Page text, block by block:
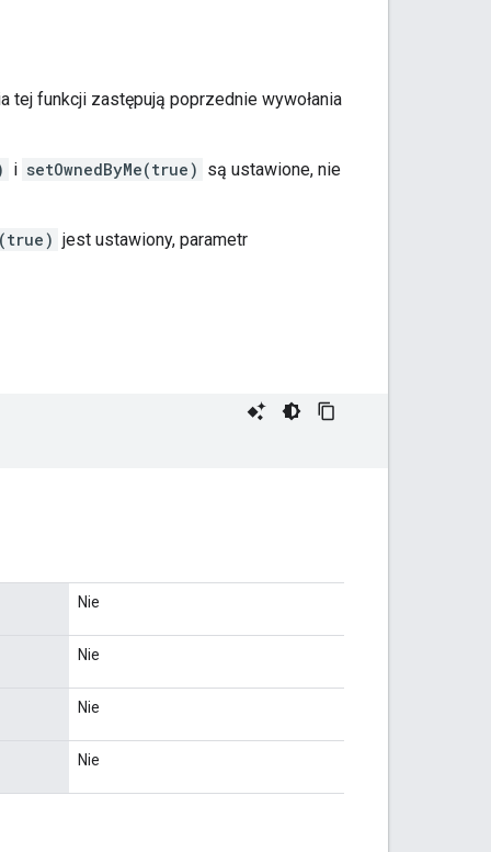
tej funkcji zastępują poprzednie wywołania
i setOwnedByMe(true) są ustawione, nie
jest ustawiony, parametr
Nie
Nie
Nie
Nie